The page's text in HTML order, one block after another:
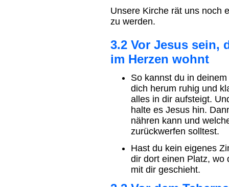
Unsere Kirche rät uns noch
zu werden.
3.2 Vor Jesus sein,
im Herzen wohnt
So kannst du in
dich herum ruhig und
alles in dir aufsteigt.
halte es Jesus hin.
nähren kann und
zurückwerfen solltest.
Hast du kein eigenes
dir dort einen Platz, wo
mit dir geschieht.